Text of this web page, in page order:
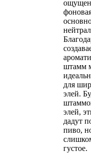
штамм
для
элей.
элей,
дадут
пиво,
густое.